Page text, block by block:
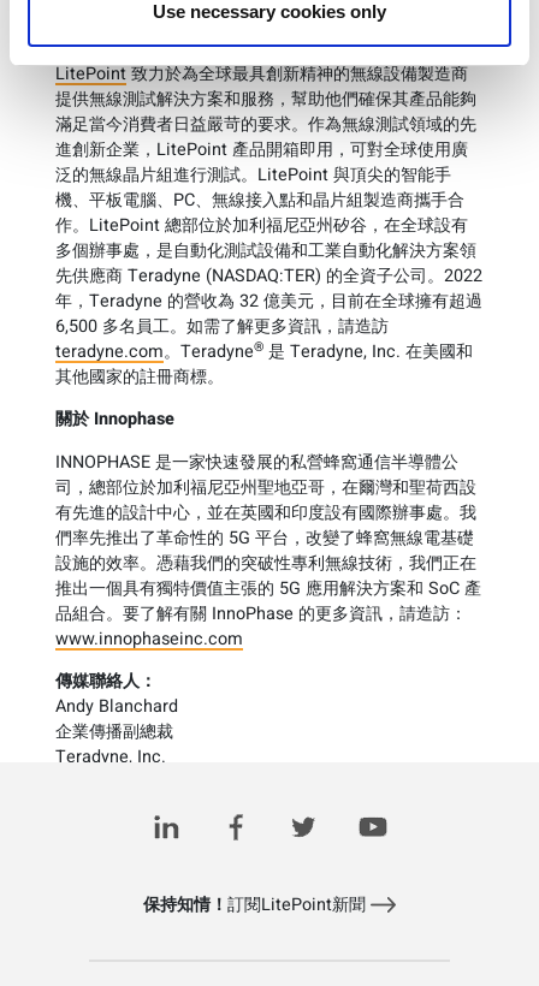
Use necessary cookies only
LitePoint致力於為全球最具創新精神的無線設備製造商
提供無線測試解決方案和服務，幫助他們確保其產品能夠
滿足當今消費者日益嚴苛的要求。作為無線測試領域的先
進創新企業，LitePoint 產品開箱即用，可對全球使用廣
泛的無線晶片組進行測試。LitePoint 與頂尖的智能手
機、平板電腦、PC、無線接入點和晶片組製造商攜手合
作。LitePoint 總部位於加利福尼亞州矽谷，在全球設有
多個辦事處，是自動化測試設備和工業自動化解決方案領
先供應商 Teradyne (NASDAQ:TER) 的全資子公司。2022
年，Teradyne 的營收為 32 億美元，目前在全球擁有超過
6,500 多名員工。如需了解更多資訊，請造訪
teradyne.com。Teradyne® 是 Teradyne, Inc. 在美國和
其他國家的註冊商標。
關於Innophase
INNOPHASE 是一家快速發展的私營蜂窩通信半導體公
司，總部位於加利福尼亞州聖地亞哥，在爾灣和聖荷西設
有先進的設計中心，並在英國和印度設有國際辦事處。我
們率先推出了革命性的 5G 平台，改變了蜂窩無線電基礎
設施的效率。憑藉我們的突破性專利無線技術，我們正在
推出一個具有獨特價值主張的 5G 應用解決方案和 SoC 產
品組合。要了解有關 InnoPhase 的更多資訊，請造訪：
www.innophaseinc.com
傳媒聯絡人：
Andy Blanchard
企業傳播副總裁
Teradyne, Inc.
保持知情！ 訂閱LitePoint新聞